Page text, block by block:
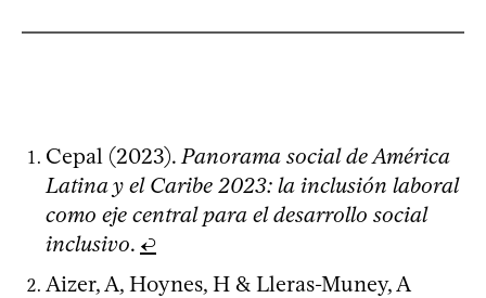
Cepal (2023).Panorama social de América
Latina y el Caribe 2023: la inclusión laboral
como eje central para el desarrollo social
inclusivo. ↩
Aizer, A, Hoynes, H & Lleras-Muney, A